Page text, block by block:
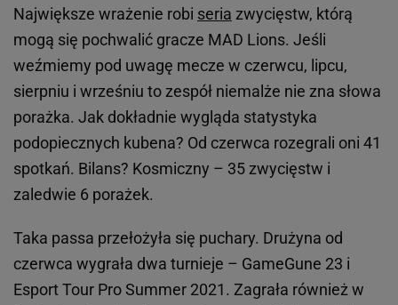
Największe wrażenie robi seria zwycięstw, którą
mogą się pochwalić gracze MAD Lions. Jeśli
weźmiemy pod uwagę mecze w czerwcu, lipcu,
sierpniu i wrześniu to zespół niemalże nie zna słowa
porażka. Jak dokładnie wygląda statystyka
podopiecznych kubena? Od czerwca rozegrali oni 41
spotkań. Bilans? Kosmiczny – 35 zwycięstw i
zaledwie 6 porażek.
Taka passa przełożyła się puchary. Drużyna od
czerwca wygrała dwa turnieje – GameGune 23 i
Esport Tour Pro Summer 2021. Zagrała również w